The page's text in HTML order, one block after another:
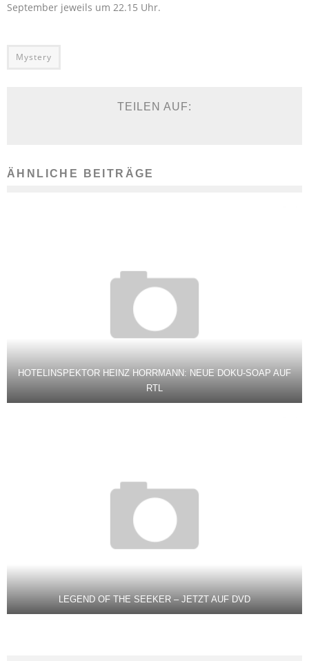
September jeweils um 22.15 Uhr.
Mystery
TEILEN AUF:
ÄHNLICHE BEITRÄGE
HOTELINSPEKTOR HEINZ HORRMANN: NEUE DOKU-SOAP AUF
RTL
LEGEND OF THE SEEKER – JETZT AUF DVD